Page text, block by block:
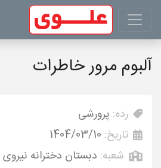
آلبوم مرور خاطرات
رده: پرورشی
تاریخ: 1404/03/10
شعبه: دبستان دخترانه